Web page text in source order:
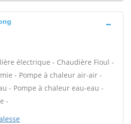
électrique - Chaudière Fioul -
- Pompe à chaleur air-air -
- Pompe à chaleur eau-eau -
-